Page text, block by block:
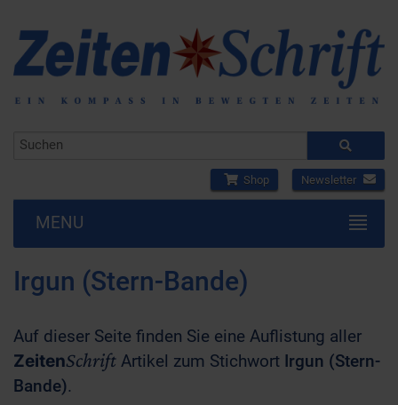
Shop Newsletter
MENU
Irgun (Stern-Bande)
Auf dieser Seite finden Sie eine Auflistung aller
ZeitenSchrift Artikel zum Stichwort Irgun (Stern-
Bande).